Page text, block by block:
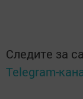
Следите за
Telegram-